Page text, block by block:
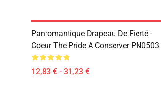
Panromantique Drapeau De Fierté -
Coeur The Pride A Conserver PN0503
12,83 € - 31,23 €